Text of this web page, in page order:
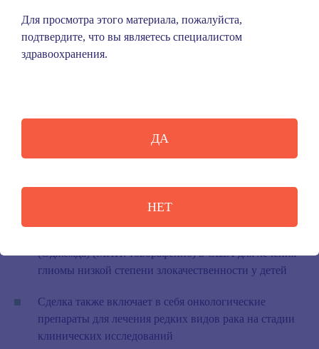
Назад в новости
байофармасьютикалс» (Day One
Biopharmaceuticals)
08 мая 2026
(Оджемда) (МНН: товорафениб) в США для лечения
глиомы низкой степени злокачественности у детей
Сделка также включает в себя онкологические
препараты для лечения редких видов рака на стадии
клинических исследований
Для просмотра этого материала, пожалуйста,
подтвердите, что вы являетесь специалистом
здравоохранения.
ДА
НЕТ